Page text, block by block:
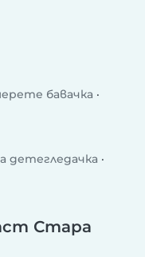
бавачка
детегледачка
детегледачка
Стара